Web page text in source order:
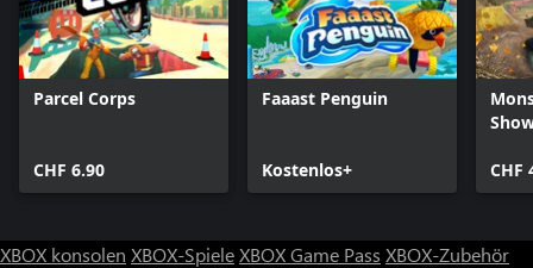
Parcel Corps
CHF 6.90
Faaast Penguin
Kostenlos+ CHF
XBOX konsolen XBOX-SpieleXBOX Game Pass XBOX-Zubehör